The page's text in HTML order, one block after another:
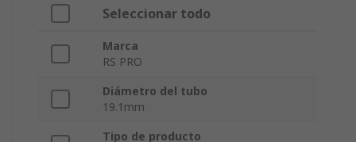
Seleccionar todo
Marca
RS PRO
Diámetro del tubo
19.1mm
Tipo de producto